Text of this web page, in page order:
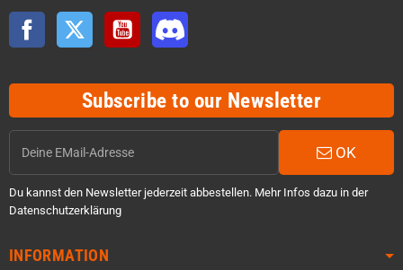
Facebook Twitter YouTube
Subscribe to our Newsletter
OK
Du kannst den Newsletter jederzeit abbestellen. Mehr Infos dazu in der
Datenschutzerklärung
INFORMATION